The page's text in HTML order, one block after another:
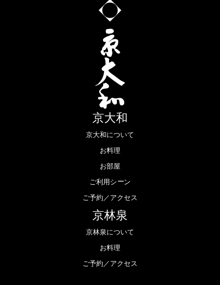
京大和
京大和について
お料理
お部屋
ご利用シ ーン
ご予約／アクセス
京林泉
京林泉について
お料理
ご予約／アクセス